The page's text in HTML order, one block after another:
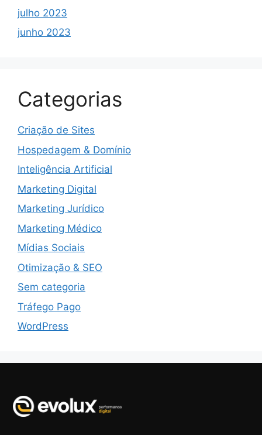
julho 2023
junho 2023
Categorias
Criação de Sites
Hospedagem & Domínio
Inteligência Artificial
Marketing Digital
Marketing Jurídico
Marketing Médico
Mídias Sociais
Otimização & SEO
Sem categoria
Tráfego Pago
WordPress